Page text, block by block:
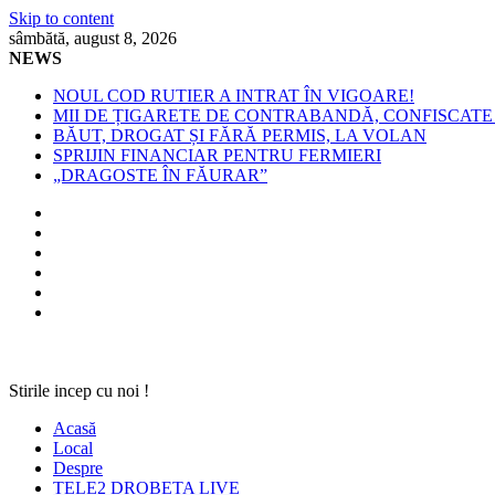
Skip to content
sâmbătă, august 8, 2026
NEWS
NOUL COD RUTIER A INTRAT ÎN VIGOARE!
MII DE ȚIGARETE DE CONTRABANDĂ,
BĂUT, DROGAT ȘI FĂRĂ PERMIS, LA VOLAN
SPRIJIN FINANCIAR PENTRU FERMIERI
„DRAGOSTE ÎN FĂURAR”
Stirile incep cu noi !
Acasă
Local
Despre
TELE2 DROBETA LIVE